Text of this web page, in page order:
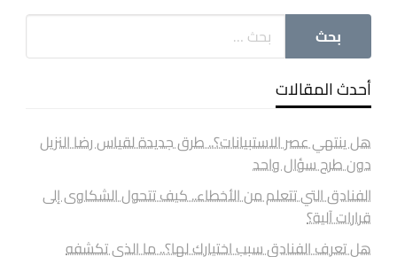
أحدث المقالات
هل ينتهي عصر الاستبيانات؟.. طرق جديدة لقياس رضا النزيل
دون طرح سؤال واحد
الفنادق التي تتعلم من الأخطاء.. كيف تتحول الشكاوى إلى
قرارات آلية؟
هل تعرف الفنادق سبب اختيارك لها؟.. ما الذي تكشفه